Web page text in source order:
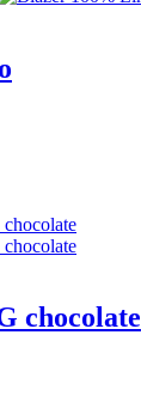
chocolate